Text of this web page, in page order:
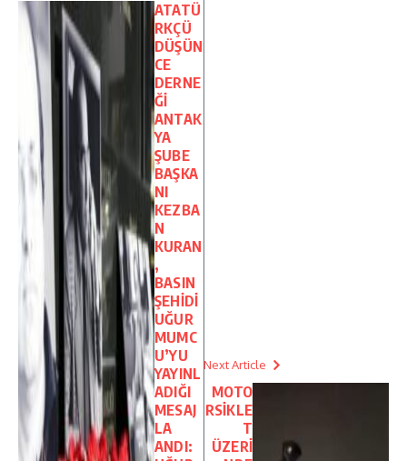
ATATÜ
RKÇÜ
DÜŞÜN
CE
DERNE
Ğİ
ANTAK
YA
ŞUBE
BAŞKA
NI
KEZBA
N
KURAN
,
BASIN
ŞEHİDİ
UĞUR
MUMC
U’YU
YAYINL
ADIĞI
MESAJ
LA
ANDI:
Next Article
MOTO
RSİKLE
T
ÜZERİ